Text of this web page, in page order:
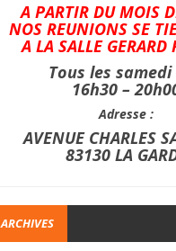
A PARTIR DU MOIS
NOS REUNIONS SE
A LA SALLE GERARD
Tous les samedi
16h30 –
Adresse :
AVENUE CHARLES
83130 LA
ARCHIVES